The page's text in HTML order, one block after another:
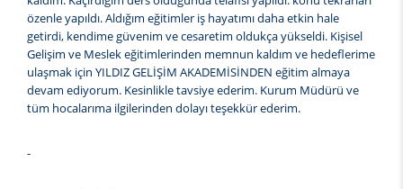
özenle yapıldı. Aldığım eğitimler iş hayatımı daha etkin hale
getirdi, kendime güvenim ve cesaretim oldukça yükseldi. Kişisel
Gelişim ve Meslek eğitimlerinden memnun kaldım ve hedeflerime
ulaşmak için YILDIZ GELİŞİM AKADEMİSİNDEN eğitim almaya
devam ediyorum. Kesinlikle tavsiye ederim. Kurum Müdürü ve
tüm hocalarıma ilgilerinden dolayı teşekkür ederim.
-